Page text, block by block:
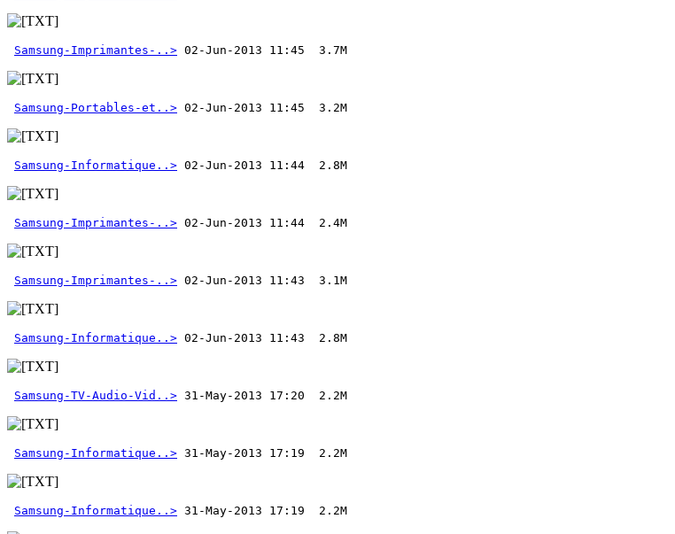
Samsung-Imprimantes-..>
Samsung-Portables-et..>
Samsung-Informatique..>
Samsung-Imprimantes-..>
Samsung-Imprimantes-..>
Samsung-Informatique..> 02-Jun-2013 11:43  2.8M
Samsung-TV-Audio-Vid..>
Samsung-Informatique..>
Samsung-Informatique..>